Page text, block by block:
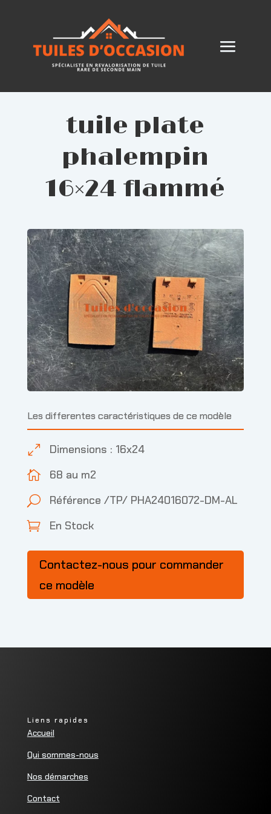
tuile plate
phalempin
16×24 flammé
Les differentes caractéristiques de ce modèle
0 Dimensions : 16x24
 68 au m2
U Référence /TP/ PHA24016072-DM-AL
 En Stock
Contactez-nous pour commander
ce modèle
Liens rapides
Accueil
Qui sommes-nous
Nos démarches
Contact